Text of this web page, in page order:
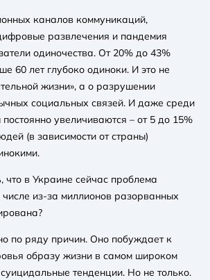
каналов коммуникаций,
развлечения и пандемия
одиночества. От 20% до 43%
60 лет глубоко одиноки. И это не
жизни», а о разрушении
социальных связей. И даже среди
увеличиваются – от 5 до 15%
(в зависимости от страны)
что в Украине сейчас проблема
числе из-за миллионов разорванных
по ряду причин. Оно побуждает к
образу жизни в самом широком
тенденции. Но не только.